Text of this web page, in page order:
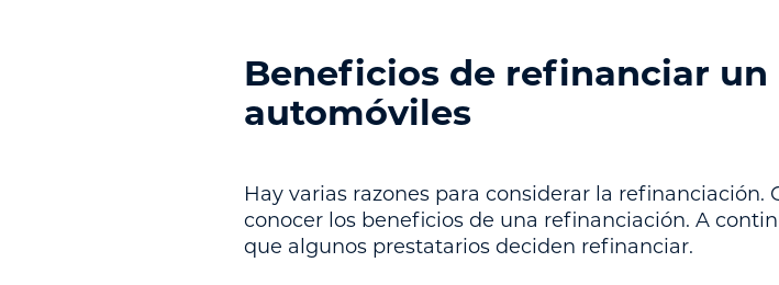
Beneficios de refinanciar
automóviles
Hay varias razones para considerar la refinanciación.
conocer los beneficios de una refinanciación. A
que algunos prestatarios deciden refinanciar.